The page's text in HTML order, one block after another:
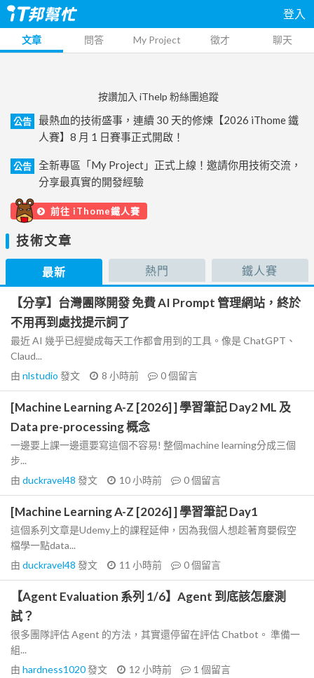
登入
文章 問答 My Project 徵才 聊天
按讚加入 iThelp 粉絲團追蹤
公告
最熱血的技術盛事，連續 30 天的修煉【2026 iThome 鐵
人賽】8 月 1 日賽事正式開啟！
公告
全新專區「My Project」正式上線！邀請你用技術交流，
分享最真實的開發經驗
前往 iThome鐵人賽
技術文章
最新 熱門 鐵人賽
【分享】台灣團隊開發 免費 AI Prompt 管理網站，終於
不用再到處找提示詞了
最近 AI 幾乎已經變成每天工作都會用到的工具。像是 ChatGPT、
Claud...
由 nlstudio 發文 8 小時前 0個留言
[Machine Learning A-Z [2026] ] 學習筆記 Day2 ML 及
Data pre-processing 概念
一邊要上課一邊還要寫這個不容易! 整個machine learning分成三個
步...
由 duckravel48 發文 10 小時前 0個留言
[Machine Learning A-Z [2026] ] 學習筆記 Day1
這個系列文章是Udemy上的課程延伸，因為我個人想趁著育嬰假空
檔學一點data...
由 duckravel48 發文 11 小時前 0個留言
【Agent Evaluation 系列 1/6】Agent 到底該怎麼測
試？
很多團隊評估 Agent 的方法，其實還停留在評估 Chatbot。 準備一
組...
由 hardness1020發文 12 小時前 1 個留言